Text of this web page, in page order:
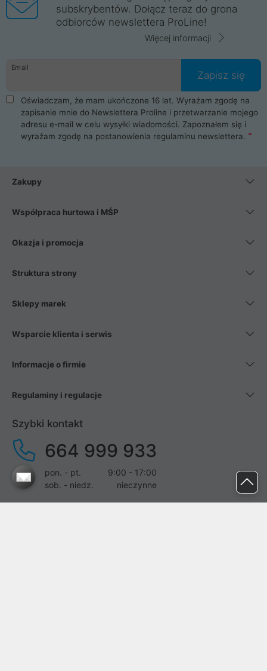
subskrybentów. Dołącz teraz do grona
odbiorców newslettera ProLine!
Więcej informacji
Email
Zapisz się
Oświadczam, że mam ukończone 16 lat. Wyrażam zgodę na
zapisanie mnie do Newslettera Proline i przetwarzanie mojego
adresu e-mail w celu wysyłki wiadomości. Zapoznałem się i
wyrażam zgodę na postanowienia regulaminu newslettera.
Zakupy
Współpraca hurtowa i MŚP
Okazja i promocja
Struktura strony
Sklepy marek
Wsparcie klienta i serwis
Informacje o firmie
Regulaminy i regulacje
Szybki kontakt
664 999 933
pon. - pt.
9:00 - 17:00
sob. - niedz.
nieczynne